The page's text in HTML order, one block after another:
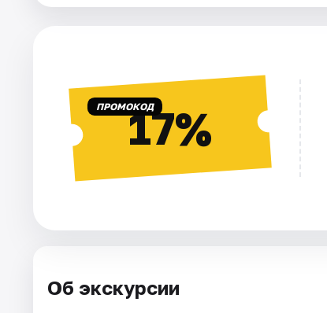
Рейтинги ПРОМОКОД17%
Об экскурсии